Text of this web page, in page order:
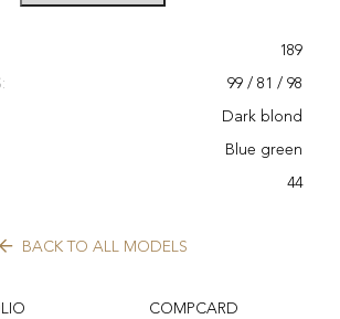
189
99 / 81 / 98
Dark blond
Blue green
44
BACK TO ALL MODELS
COMPCARD